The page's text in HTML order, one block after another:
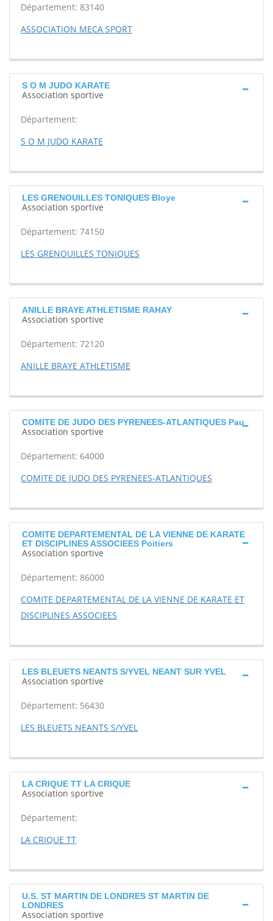
Département: 83140
ASSOCIATION MECA SPORT
S O M JUDO KARATE
Association sportive
Département:
S O M JUDO KARATE
LES GRENOUILLES TONIQUES Bloye
Association sportive
Département: 74150
LES GRENOUILLES TONIQUES
ANILLE BRAYE ATHLETISME RAHAY
Association sportive
Département: 72120
ANILLE BRAYE ATHLETISME
COMITE DE JUDO DES PYRENEES-ATLANTIQUES Pau
Association sportive
Département: 64000
COMITE DE JUDO DES PYRENEES-ATLANTIQUES
COMITE DEPARTEMENTAL DE LA VIENNE DE KARATE
ET DISCIPLINES ASSOCIEES Poitiers
Association sportive
Département: 86000
COMITE DEPARTEMENTAL DE LA VIENNE DE KARATE ET
DISCIPLINES ASSOCIEES
LES BLEUETS NEANTS S/YVEL NEANT SUR YVEL
Association sportive
Département: 56430
LES BLEUETS NEANTS S/YVEL
LA CRIQUE TT LA CRIQUE
Association sportive
Département:
LA CRIQUE TT
U.S. ST MARTIN DE LONDRES ST MARTIN DE
LONDRES
Association sportive